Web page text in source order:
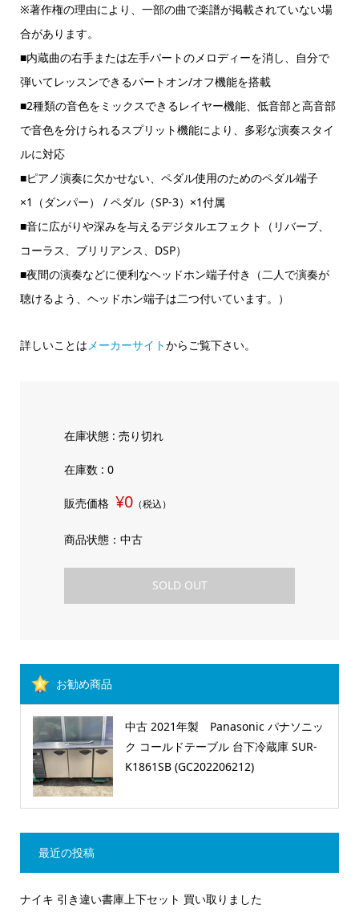
※著作権の理由により、一部の曲で楽譜が掲載されていない場
合があります。
■内蔵曲の右手または左手パートのメロディーを消し、自分で
弾いてレッスンできるパートオン/オフ機能を搭載
■2種類の音色をミックスできるレイヤー機能、低音部と高音部
で音色を分けられるスプリット機能により、多彩な演奏スタイ
ルに対応
■ピアノ演奏に欠かせない、ペダル使用のためのペダル端子
×1（ダンパー） / ペダル（SP-3）×1付属
■音に広がりや深みを与えるデジタルエフェクト（リバーブ、
コーラス、ブリリアンス、DSP）
■夜間の演奏などに便利なヘッドホン端子付き（二人で演奏が
聴けるよう、ヘッドホン端子は二つ付いています。）
詳しいことは メーカーサイトからご覧下さい。
在庫状態 : 売り切れ
在庫数 : 0
販売価格 ¥0（税込）
商品状態：中古
SOLD OUT
お勧め商品
中古 2021年製 Panasonic パナソニッ
ク コールドテーブル 台下冷蔵庫 SUR-
K1861SB (GC202206212)
最近の投稿
ナイキ 引き違い書庫上下セット 買い取りました